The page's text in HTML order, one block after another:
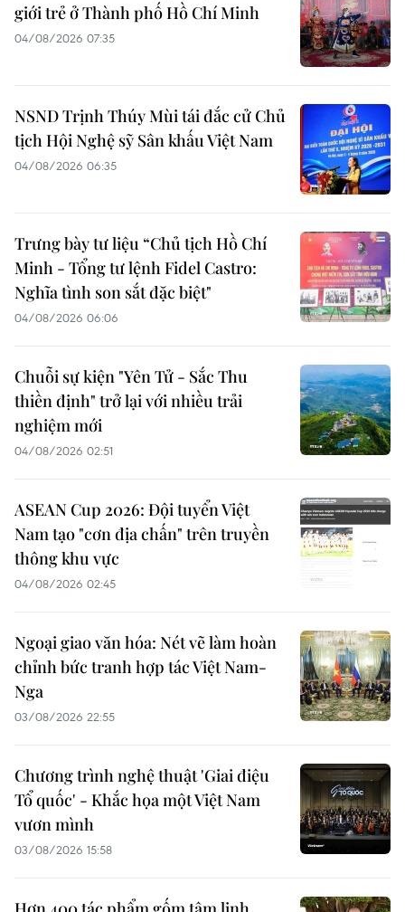
giới trẻ ở Thành phố Hồ Chí Minh
04/08/2026 07:35
NSND Trịnh Thúy Mùi tái đắc cử Chủ
tịch Hội Nghệ sỹ Sân khấu Việt Nam
04/08/2026 06:35
Trưng bày tư liệu “Chủ tịch Hồ Chí
Minh - Tổng tư lệnh Fidel Castro:
Nghĩa tình son sắt đặc biệt"
04/08/2026 06:06
Chuỗi sự kiện "Yên Tử - Sắc Thu
thiền định" trở lại với nhiều trải
nghiệm mới
04/08/2026 02:51
ASEAN Cup 2026: Đội tuyển Việt
Nam tạo "cơn địa chấn" trên truyền
thông khu vực
04/08/2026 02:45
Ngoại giao văn hóa: Nét vẽ làm hoàn
chỉnh bức tranh hợp tác Việt Nam-
Nga
03/08/2026 22:55
Chương trình nghệ thuật 'Giai điệu
Tổ quốc' - Khắc họa một Việt Nam
vươn mình
03/08/2026 15:58